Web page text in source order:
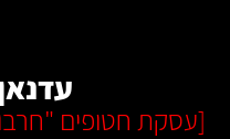
[עסקת חטופים